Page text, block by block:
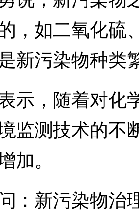
，如二氧化硫
新污染物种类
，随着对化
监测技术的不
加。
新污染物治